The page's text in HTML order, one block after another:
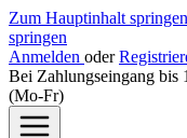
Zum Hauptinhalt springen
springen
Anmelden oder
Bei Zahlungseingang bis
(Mo-Fr)